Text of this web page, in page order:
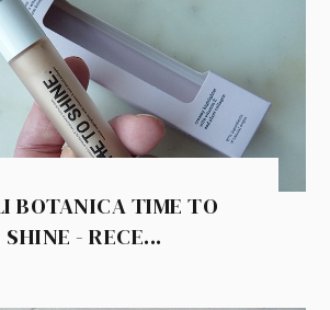
BOTANICA TIME TO
SHINE - RECE...